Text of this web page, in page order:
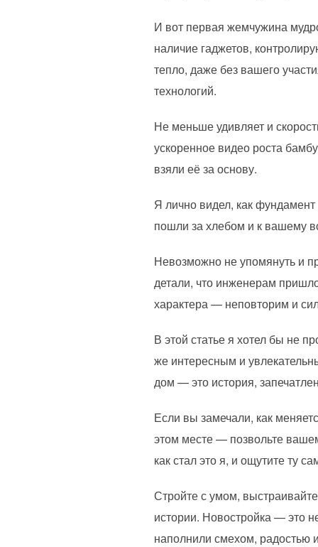
И вот первая жемчужина
наличие гаджетов,
тепло, даже без вашего
технологий.
Не меньше удивляет и
ускоренное видео роста
взяли её за основу.
Я лично видел, как
пошли за хлебом и к вашему
Невозможно не упомянуть и
детали, что инженерам
характера — неповторим и
В этой статье я хотел бы не
же интересным и
дом — это история,
Если вы замечали, как
этом месте — позвольте
как стал это я, и ощутите ту
Стройте с умом,
истории. Новостройка — это
наполнили смехом, радостью